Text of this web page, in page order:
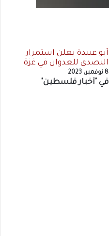
أبو عبيدة يعلن استمرار
التصدي للعدوان في غزة
8 نوفمبر، 2023
في "أخبار فلسطين"